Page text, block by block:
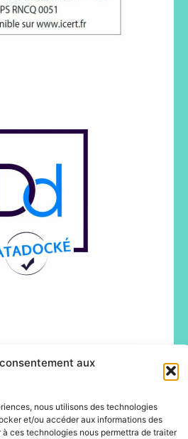
aux
nous utilisons des technologies
et/ou accéder aux informations des
ces technologies nous permettra de traiter